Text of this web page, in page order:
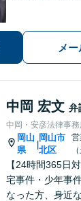
い。
メ
中岡 宏文 弁
中岡・安彦法律事
岡山
県
|
岡山市
北区
【24時間365日
宅事件・少年事
なった方、身近